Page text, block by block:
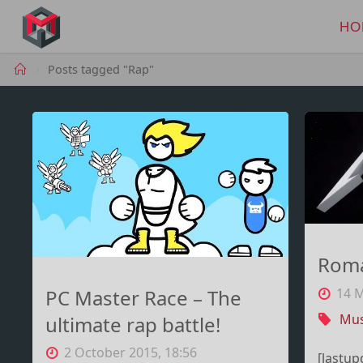
content
HomePosts tagged "Rap"
PC Master Race – The
ultimate rap battle!
2 October 2015, 18:56
14